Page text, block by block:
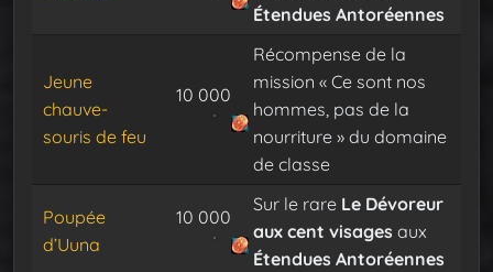
Étendues Antoréennes
Jeune
chauve-
souris de feu
10 000
Récompense de la
mission « Ce sont nos
hommes, pas de la
nourriture » du domaine
de classe
Poupée
d’Uuna
10 000
Sur le rare Le Dévoreur
aux cent visages aux
Étendues Antoréennes